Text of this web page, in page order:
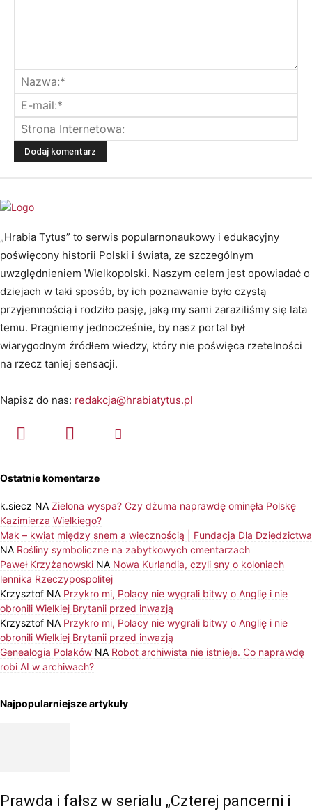
„Hrabia Tytus” to serwis popularnonaukowy i edukacyjny
poświęcony historii Polski i świata, ze szczególnym
uwzględnieniem Wielkopolski. Naszym celem jest opowiadać o
dziejach w taki sposób, by ich poznawanie było czystą
przyjemnością i rodziło pasję, jaką my sami zaraziliśmy się lata
temu. Pragniemy jednocześnie, by nasz portal był
wiarygodnym źródłem wiedzy, który nie poświęca rzetelności
na rzecz taniej sensacji.
Napisz do nas: redakcja@hrabiatytus.pl
Ostatnie komentarze
k.siecz NA Zielona wyspa? Czy dżuma naprawdę ominęła Polskę
Kazimierza Wielkiego?
Mak – kwiat między snem a wiecznością | Fundacja Dla Dziedzictwa
NA Rośliny symboliczne na zabytkowych cmentarzach
Paweł Krzyżanowski NA Nowa Kurlandia, czyli sny o koloniach
lennika Rzeczypospolitej
Krzysztof NA Przykro mi, Polacy nie wygrali bitwy o Anglię i nie
obronili Wielkiej Brytanii przed inwazją
Krzysztof NA Przykro mi, Polacy nie wygrali bitwy o Anglię i nie
obronili Wielkiej Brytanii przed inwazją
Genealogia Polaków NA Robot archiwista nie istnieje. Co naprawdę
robi AI w archiwach?
Najpopularniejsze artykuły
Prawda i fałsz w serialu „Czterej pancerni i